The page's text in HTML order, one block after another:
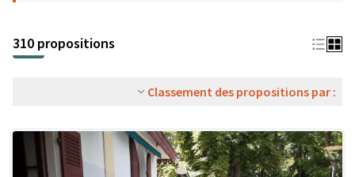
310 propositions
Classement des propositions par :